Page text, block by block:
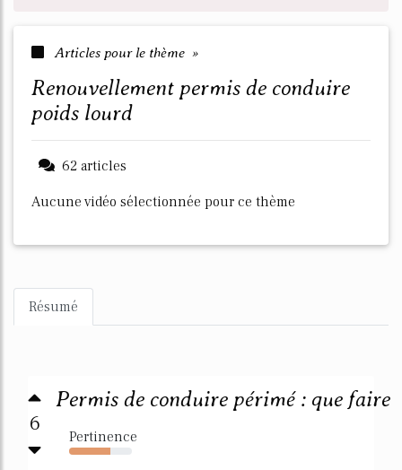
Articles pour le thème »
renouvellement permis de conduire
poids lourd
62 articles
Aucune vidéo sélectionnée pour ce thème
Résumé
6
Permis de conduire périmé : que faire
Pertinence
65%